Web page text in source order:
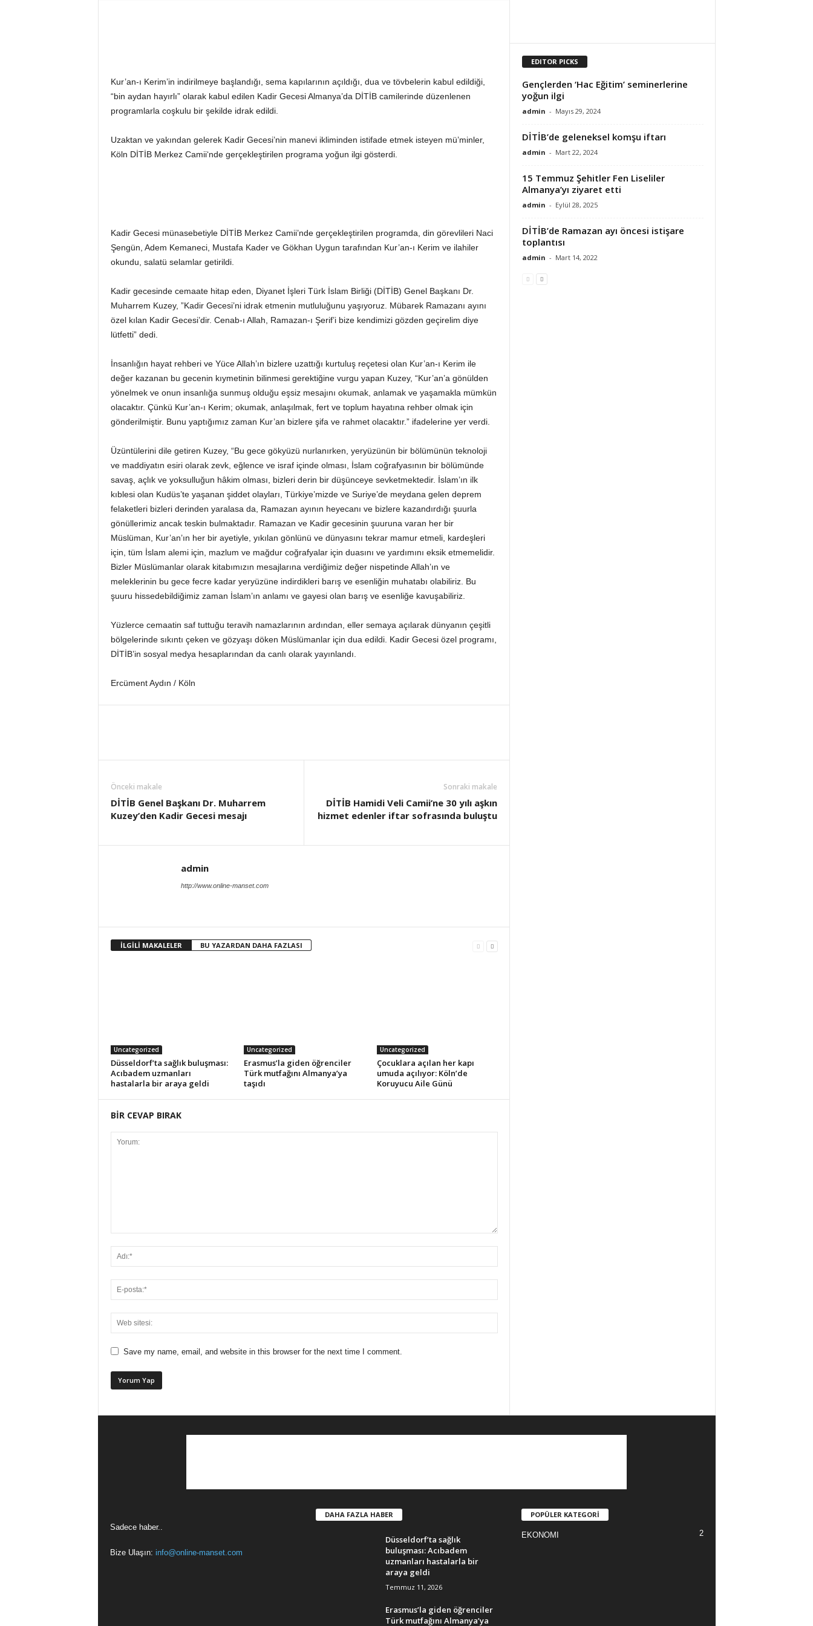
Kur’an-ı Kerim’in indirilmeye başlandığı, sema kapılarının açıldığı, dua ve tövbelerin kabul edildiği,
“bin aydan hayırlı” olarak kabul edilen Kadir Gecesi Almanya’da DİTİB camilerinde düzenlenen
programlarla coşkulu bir şekilde idrak edildi.
Uzaktan ve yakından gelerek Kadir Gecesi’nin manevi ikliminden istifade etmek isteyen mü’minler,
Köln DİTİB Merkez Camii‘nde gerçekleştirilen programa yoğun ilgi gösterdi.
Kadir Gecesi münasebetiyle DİTİB Merkez Camii’nde gerçekleştirilen programda, din görevlileri Naci
Şengün, Adem Kemaneci, Mustafa Kader ve Gökhan Uygun tarafından Kur’an-ı Kerim ve ilahiler
okundu, salatü selamlar getirildi.
Kadir gecesinde cemaate hitap eden, Diyanet İşleri Türk İslam Birliği (DİTİB) Genel Başkanı Dr.
Muharrem Kuzey, ”Kadir Gecesi’ni idrak etmenin mutluluğunu yaşıyoruz. Mübarek Ramazanı ayını
özel kılan Kadir Gecesi’dir. Cenab-ı Allah, Ramazan-ı Şerif’i bize kendimizi gözden geçirelim diye
lütfetti” dedi.
İnsanlığın hayat rehberi ve Yüce Allah’ın bizlere uzattığı kurtuluş reçetesi olan Kur’an-ı Kerim ile
değer kazanan bu gecenin kıymetinin bilinmesi gerektiğine vurgu yapan Kuzey, “Kur’an’a gönülden
yönelmek ve onun insanlığa sunmuş olduğu eşsiz mesajını okumak, anlamak ve yaşamakla mümkün
olacaktır. Çünkü Kur’an-ı Kerim; okumak, anlaşılmak, fert ve toplum hayatına rehber olmak için
gönderilmiştir. Bunu yaptığımız zaman Kur’an bizlere şifa ve rahmet olacaktır.” ifadelerine yer verdi.
Üzüntülerini dile getiren Kuzey, “Bu gece gökyüzü nurlanırken, yeryüzünün bir bölümünün teknoloji
ve maddiyatın esiri olarak zevk, eğlence ve israf içinde olması, İslam coğrafyasının bir bölümünde
savaş, açlık ve yoksulluğun hâkim olması, bizleri derin bir düşünceye sevketmektedir. İslam’ın ilk
kıblesi olan Kudüs’te yaşanan şiddet olayları, Türkiye’mizde ve Suriye’de meydana gelen deprem
felaketleri bizleri derinden yaralasa da, Ramazan ayının heyecanı ve bizlere kazandırdığı şuurla
gönüllerimiz ancak teskin bulmaktadır. Ramazan ve Kadir gecesinin şuuruna varan her bir
Müslüman, Kur’an’ın her bir ayetiyle, yıkılan gönlünü ve dünyasını tekrar mamur etmeli, kardeşleri
için, tüm İslam alemi için, mazlum ve mağdur coğrafyalar için duasını ve yardımını eksik etmemelidir.
Bizler Müslümanlar olarak kitabımızın mesajlarına verdiğimiz değer nispetinde Allah’ın ve
meleklerinin bu gece fecre kadar yeryüzüne indirdikleri barış ve esenliğin muhatabı olabiliriz. Bu
şuuru hissedebildiğimiz zaman İslam’ın anlamı ve gayesi olan barış ve esenliğe kavuşabiliriz.
Yüzlerce cemaatin saf tuttuğu teravih namazlarının ardından, eller semaya açılarak dünyanın çeşitli
bölgelerinde sıkıntı çeken ve gözyaşı döken Müslümanlar için dua edildi. Kadir Gecesi özel programı,
DİTİB’in sosyal medya hesaplarından da canlı olarak yayınlandı.
Ercüment Aydın / Köln
Önceki makale
DİTİB Genel Başkanı Dr. Muharrem
Kuzey’den Kadir Gecesi mesajı
Sonraki makale
DİTİB Hamidi Veli Camii’ne 30 yılı aşkın
hizmet edenler iftar sofrasında buluştu
admin
http://www.online-manset.com
İLGİLİ MAKALELER BU YAZARDAN DAHA FAZLASI
Uncategorized
Düsseldorf’ta sağlık buluşması:
Acıbadem uzmanları
hastalarla bir araya geldi
Uncategorized
Erasmus’la giden öğrenciler
Türk mutfağını Almanya’ya
taşıdı
Uncategorized
Çocuklara açılan her kapı
umuda açılıyor: Köln’de
Koruyucu Aile Günü
BİR CEVAP BIRAK
Save my name, email, and website in this browser for the next time I comment.
EDITOR PICKS
Gençlerden ‘Hac Eğitim’ seminerlerine
yoğun ilgi
admin - Mayıs 29, 2024
DİTİB’de geleneksel komşu iftarı
admin - Mart 22, 2024
15 Temmuz Şehitler Fen Liseliler
Almanya’yı ziyaret etti
admin - Eylül 28, 2025
DİTİB’de Ramazan ayı öncesi istişare
toplantısı
admin - Mart 14, 2022
Sadece haber..
Bize Ulaşın: info@online-manset.com
DAHA FAZLA HABER
Düsseldorf’ta sağlık
buluşması: Acıbadem
uzmanları hastalarla bir
araya geldi
Temmuz 11, 2026
Erasmus’la giden öğrenciler
Türk mutfağını Almanya’ya
POPÜLER KATEGORİ
EKONOMI 2